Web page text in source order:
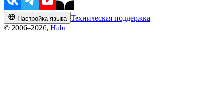
Настройка языка Техническая поддержка
© 2006–2026, Habr